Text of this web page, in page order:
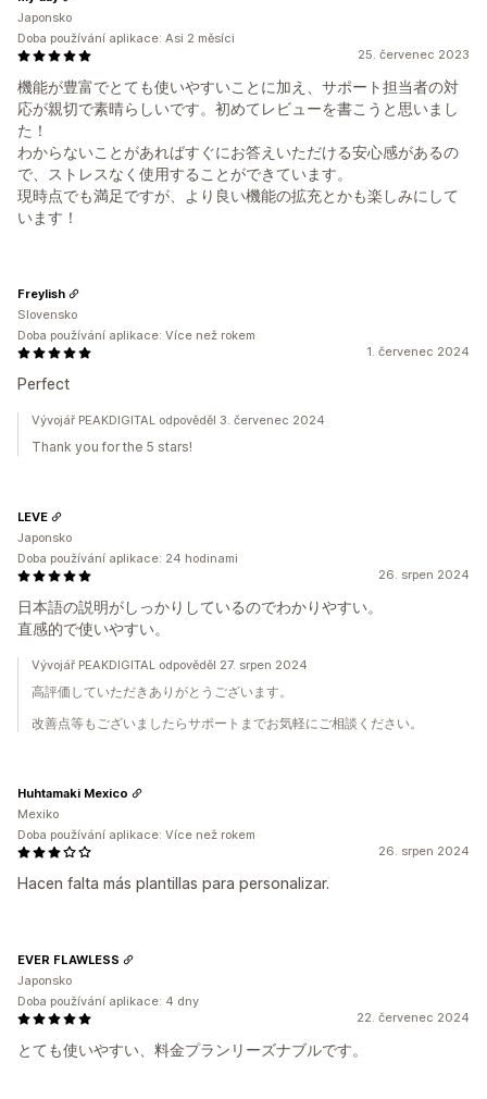
25. červenec 2023
機能が豊富でとても使いやすいことに加え、サポート担当者の対
応が親切で素晴らしいです。初めてレビューを書こうと思いまし
た！
わからないことがあればすぐにお答えいただける安心感があるの
で、ストレスなく使用することができています。
現時点でも満足ですが、より良い機能の拡充とかも楽しみにして
います！
Japonsko
Doba používání aplikace: Asi 2 měsíci
1. červenec 2024
Perfect
Freylish
Slovensko
Doba používání aplikace: Více než rokem
Vývojář PEAKDIGITAL odpověděl 3. červenec 2024
Thank you for the 5 stars!
26. srpen 2024
日本語の説明がしっかりしているのでわかりやすい。
直感的で使いやすい。
LEVE
Japonsko
Doba používání aplikace: 24 hodinami
Vývojář PEAKDIGITAL odpověděl 27. srpen 2024
高評価していただきありがとうございます。
改善点等もございましたらサポートまでお気軽にご相談ください。
26. srpen 2024
Hacen falta más plantillas para personalizar.
Huhtamaki Mexico
Mexiko
Doba používání aplikace: Více než rokem
22. červenec 2024
とても使いやすい、料金プランリーズナブルです。
EVER FLAWLESS
Japonsko
Doba používání aplikace: 4 dny